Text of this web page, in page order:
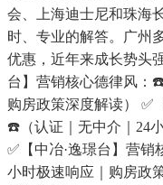
会、上海迪士尼和珠海
时、专业的解答。广州
优惠，近年来成长势头
台】营销核心德律风：
购房政策深度解读） ✅
☎️（认证｜无中介｜24
✅【中冶·逸璟台】营
小时极速响应｜购房政